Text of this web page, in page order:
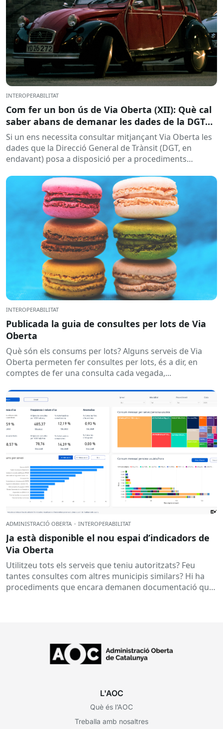
INTEROPERABILITAT
Com fer un bon ús de Via Oberta (XII): Què cal
saber abans de demanar les dades de la DGT
per a procediments sancionadors
Si un ens necessita consultar mitjançant Via Oberta les
dades que la Direcció General de Trànsit (DGT, en
endavant) posa a disposició per a procediments
INTEROPERABILITAT
Publicada la guia de consultes per lots de Via
Oberta
Què són els consums per lots? Alguns serveis de Via
Oberta permeten fer consultes per lots, és a dir, en
comptes de fer una consulta cada vegada,...
ADMINISTRACIÓ OBERTA · INTEROPERABILITAT
Ja està disponible el nou espai d’indicadors de
Via Oberta
Utilitzeu tots els serveis que teniu autoritzats? Feu
tantes consultes com altres municipis similars? Hi ha
procediments que encara demanen documentació que
L'AOC
Què és l’AOC
Treballa amb nosaltres